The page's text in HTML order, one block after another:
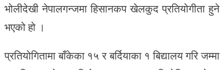
भोलीदेखी नेपालगन्जमा हिसानकप खेलकुद प्रतियोगीता हुने
भएको हो ।
प्रतियोगितामा बाँकेका १५ र बर्दियाका १ बिद्यालय गरि जम्मा